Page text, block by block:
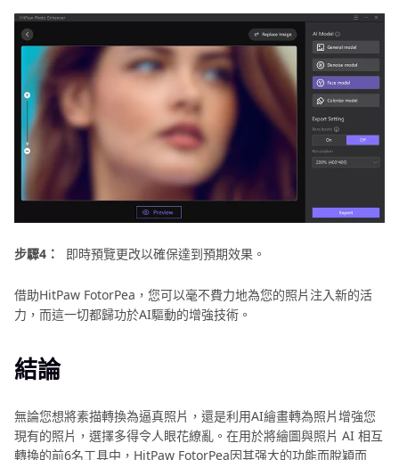
步驟4： 即時預覽更改以確保達到預期效果。
借助HitPaw FotorPea，您可以毫不費力地為您的照片注入新的活
力，而這一切都歸功於AI驅動的增強技術。
結論
無論您想將素描轉換為逼真照片，還是利用AI繪畫轉為照片增強您
現有的照片，選擇多得令人眼花繚亂。在用於將繪圖與照片 AI 相互
轉換的前6名工具中，HitPaw FotorPea因其强大的功能而脫穎而